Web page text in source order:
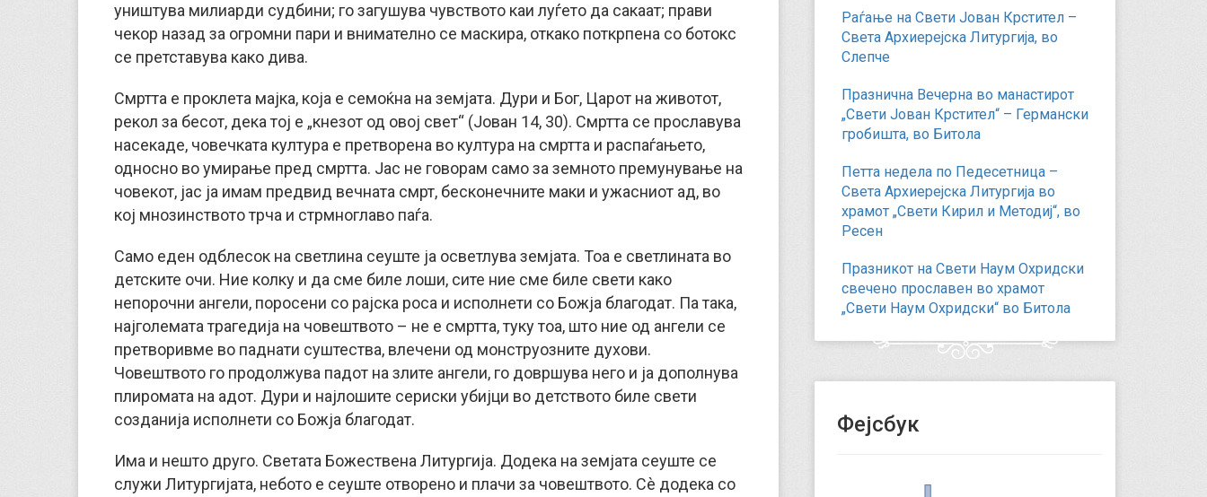
уништува милиарди судбини; го загушува чувството каи луѓето да сакаат; прави
чекор назад за огромни пари и внимателно се маскира, откако поткрпена со ботокс
се претставува како дива.
Смртта е проклета мајка, која е семоќна на земјата. Дури и Бог, Царот на животот,
рекол за бесот, дека тој е „кнезот од овој свет“ (Јован 14, 30). Смртта се прославува
насекаде, човечката култура е претворена во култура на смртта и распаѓањето,
односно во умирање пред смртта. Јас не говорам само за земното премунување на
човекот, јас ја имам предвид вечната смрт, бесконечните маки и ужасниот ад, во
кој мнозинството трча и стрмноглаво паѓа.
Само еден одблесок на светлина сеуште ја осветлува земјата. Тоа е светлината во
детските очи. Ние колку и да сме биле лоши, сите ние сме биле свети како
непорочни ангели, поросени со рајска роса и исполнети со Божја благодат. Па така,
најголемата трагедија на човештвото – не е смртта, туку тоа, што ние од ангели се
претворивме во паднати суштества, влечени од монструозните духови.
Човештвото го продолжува падот на злите ангели, го довршува него и ја дополнува
плиромата на адот. Дури и најлошите сериски убијци во детството биле свети
созданија исполнети со Божја благодат.
Има и нешто друго. Светата Божествена Литургија. Додека на земјата сеуште се
служи Литургијата, небото е сеуште отворено и плачи за човештвото. Сè додека со
Раѓање на Свети Јован Крстител –
Света Архиерејска Литургија, во
Слепче
Празнична Вечерна во манастирот
„Свети Јован Крстител“ – Германски
гробишта, во Битола
Петта недела по Педесетница –
Света Архиерејска Литургија во
храмот „Свети Кирил и Методиј“, во
Ресен
Празникот на Свети Наум Охридски
свечено прославен во храмот
„Свети Наум Охридски“ во Битола
Фејсбук